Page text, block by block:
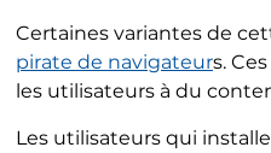
Certaines variantes de
pirate de navigateurs.
les utilisateurs à du
Les utilisateurs qui